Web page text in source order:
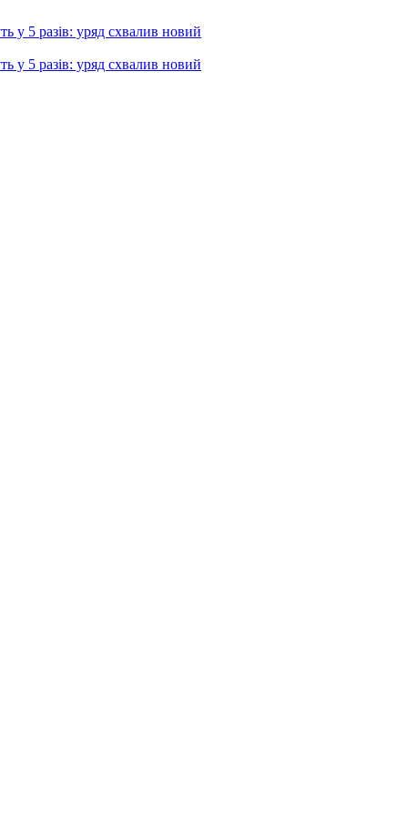
у 5 разів: уряд схвалив новий
у 5 разів: уряд схвалив новий